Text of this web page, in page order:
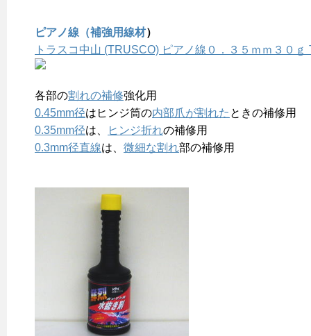
ピアノ線（補強用線材）
トラスコ中山 (TRUSCO) ピアノ線０．３５ｍｍ３０ｇ
各部の割れの補修強化用
0.45mm径はヒンジ筒の内部爪が割れた ときの補修用
0.35mm径は、 ヒンジ折れの補修用
0.3mm径直線は、 微細な割れ部の補修用